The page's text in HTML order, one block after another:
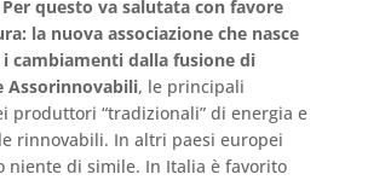
Per questo va salutata con favore
la nuova associazione che nasce
cambiamenti dalla fusione di
Assorinnovabili, le principali
produttori “tradizionali” di energia e
rinnovabili. In altri paesi europei
niente di simile. In Italia è favorito